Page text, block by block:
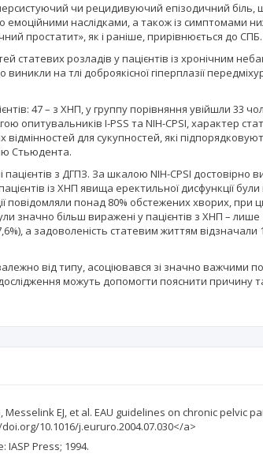
чи рецидивуючий епізодичний біль,
наслідками, а також із симптомами
простатит», як і раніше, прирівнюється до СПБ.
статевих розладів у пацієнтів із хронічним
на тлі доброякісної гіперплазії
47 – з ХНП, у группу порівняння увійшли 33
опитувальників I-PSS та NIH-CPSI, характер
для сукупностей, які
Стьюдента.
з ДГПЗ. За шкалою NIH-CPSI достовірно
із ХНП явища еректильної дисфункції були
повідомляли понад 80% обстежених хворих, при
значно більш виражені у пацієнтів з ХНП – лише
а задоволеність статевим життям відзначали
від типу, асоціювався зі значно важчими
можуть допомогти пояснити причину
EJ, et al. EAU guidelines on chronic pelvic
10.1016/j.eururo.2004.07.030</a>
Press; 1994.